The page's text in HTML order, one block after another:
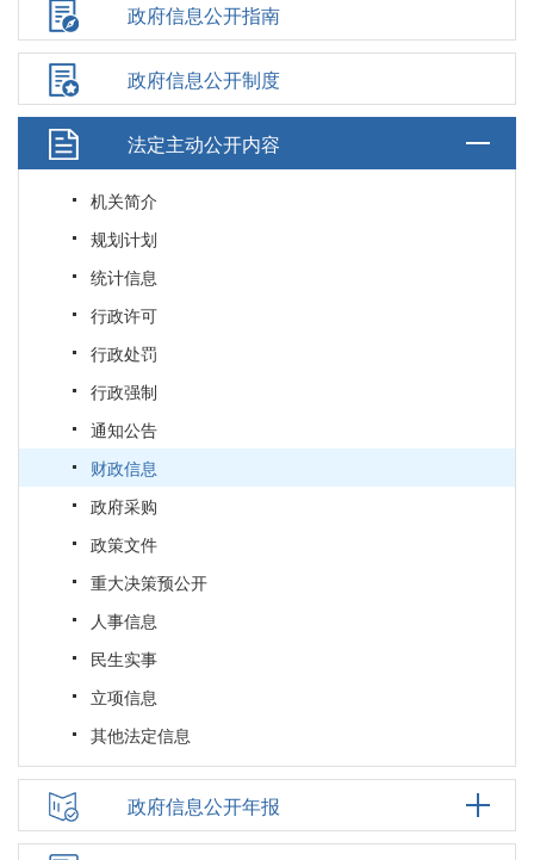
政府信息公开指南
政府信息公开制度
法定主动公开内容
机关简介
规划计划
统计信息
行政许可
行政处罚
行政强制
通知公告
财政信息
政府采购
政策文件
重大决策预公开
人事信息
民生实事
立项信息
其他法定信息
政府信息公开年报